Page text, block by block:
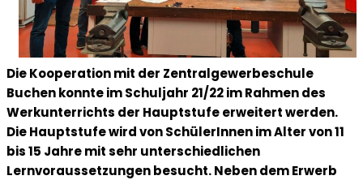
Die Kooperation mit der Zentralgewerbeschule
Buchen konnte im Schuljahr 21/22 im Rahmen des
Werkunterrichts der Hauptstufe erweitert werden.
Die Hauptstufe wird von SchülerInnen im Alter von 11
bis 15 Jahre mit sehr unterschiedlichen
Lernvoraussetzungen besucht. Neben dem Erwerb